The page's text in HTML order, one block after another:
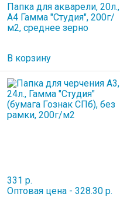
Папка для акварели, 20л.,
А4 Гамма "Студия", 200г/
м2, среднее зерно
В корзину
331 р.
Оптовая цена - 328.30 р.